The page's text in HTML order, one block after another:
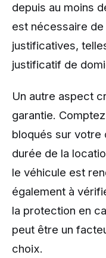
depuis au moins
est nécessaire
justificatives,
justificatif de
Un autre aspect
garantie.
bloqués sur votre
durée de la
le véhicule est
également à
la protection en
peut être un
choix.